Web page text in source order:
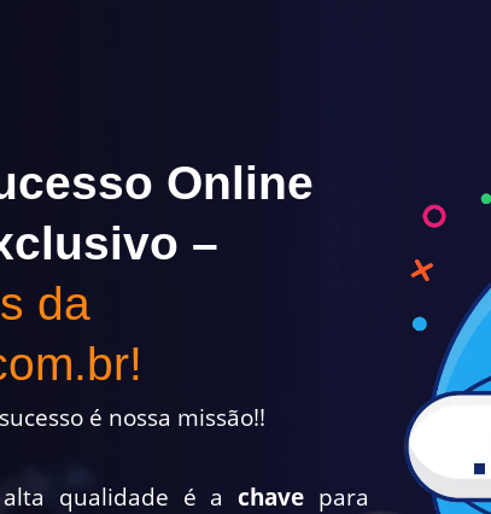
Online
–
da
é nossa missão!!
alta qualidade é achave para